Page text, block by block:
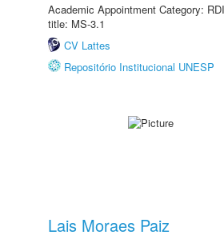
Academic Appointment Category:
title: MS-3.1
CV Lattes
Repositório Institucional UNESP
Lais Moraes Paiz